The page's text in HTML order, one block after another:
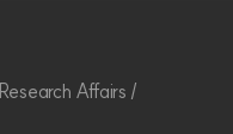
Affairs /